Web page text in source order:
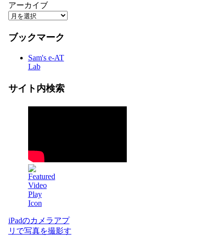
アーカイブ
ブックマーク
Sam's e-AT
Lab
サイト内検索
iPadのカメラアプ
リで写真を撮影す